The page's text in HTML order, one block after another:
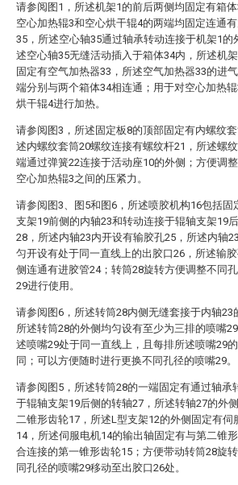
请参阅图1，所述机架1的前后两侧均固定有箱
空心加热辊3和空心烘干辊4的两端均固定连通
35，所述空心轴35通过轴承转动连接于机架1的
述空心轴35无缝活动插入于箱体34内，所述机
固定有空气加热器33，所述空气加热器33的进
端分别与两个箱体34相连通；用于对空心加热
烘干辊4进行加热。
请参阅图3，所述固定板8的顶部固定有内螺纹
述内螺纹套筒20螺纹连接有螺纹杆21，所述螺
端通过弹簧22连接于活动座10的外侧；方便调
空心加热辊3之间的压紧力。
请参阅图3、图5和图6，所述喷胶机构16包括固
支架19前侧的内轴23和转动连接于辊轴支架19
28，所述内轴23内开设有输胶孔25，所述内轴
匀开设有处于同一直线上的出胶口26，所述输
侧连通有进胶管24；转筒28旋转方便调整不同
29进行使用。
请参阅图6，所述转筒28内侧无缝套接于内轴23
所述转筒28的外侧均匀设有至少为三排的喷嘴
述喷嘴29处于同一直线上，且每排所述喷嘴29
同；可以方便随时进行更换不同孔径的喷嘴29。
请参阅图5，所述转筒28的一端固定有通过轴承
于辊轴支架19后侧的转轴27，所述转轴27的外
二锥形齿轮17，所述L型支架12的外侧固定有伺
14，所述伺服电机14的输出轴固定有与第二锥
合连接的第一锥形齿轮15；方便带动转筒28旋
同孔径的喷嘴29移动至出胶口26处。